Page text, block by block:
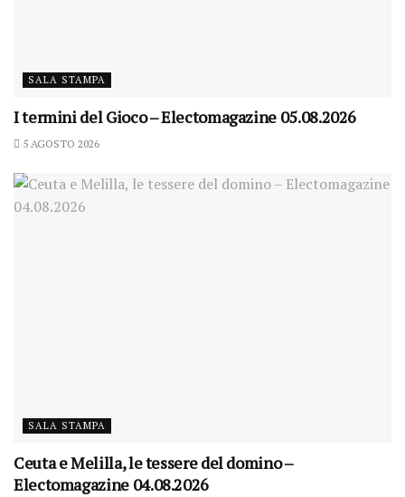
SALA STAMPA
I termini del Gioco – Electomagazine 05.08.2026
5 AGOSTO 2026
SALA STAMPA
Ceuta e Melilla, le tessere del domino –
Electomagazine 04.08.2026